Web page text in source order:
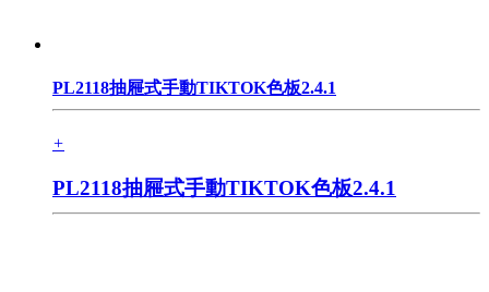
PL2118抽屜式手動TIKTOK色板2.4.1
+
PL2118抽屜式手動TIKTOK色板2.4.1